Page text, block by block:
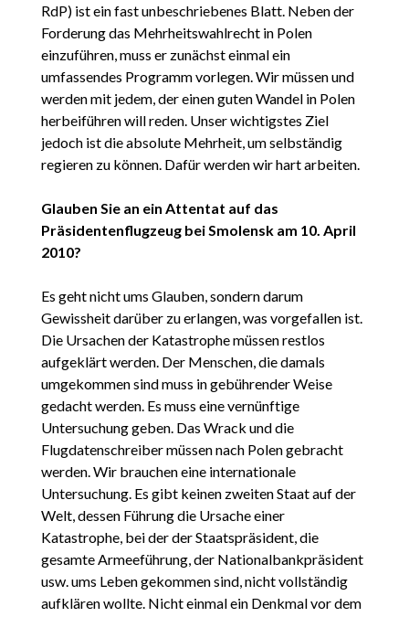
RdP) ist ein fast unbeschriebenes Blatt. Neben der
Forderung das Mehrheitswahlrecht in Polen
einzuführen, muss er zunächst einmal ein
umfassendes Programm vorlegen. Wir müssen und
werden mit jedem, der einen guten Wandel in Polen
herbeiführen will reden. Unser wichtigstes Ziel
jedoch ist die absolute Mehrheit, um selbständig
regieren zu können. Dafür werden wir hart arbeiten.
Glauben Sie an ein Attentat auf das
Präsidentenflugzeug bei Smolensk am 10. April
2010?
Es geht nicht ums Glauben, sondern darum
Gewissheit darüber zu erlangen, was vorgefallen ist.
Die Ursachen der Katastrophe müssen restlos
aufgeklärt werden. Der Menschen, die damals
umgekommen sind muss in gebührender Weise
gedacht werden. Es muss eine vernünftige
Untersuchung geben. Das Wrack und die
Flugdatenschreiber müssen nach Polen gebracht
werden. Wir brauchen eine internationale
Untersuchung. Es gibt keinen zweiten Staat auf der
Welt, dessen Führung die Ursache einer
Katastrophe, bei der der Staatspräsident, die
gesamte Armeeführung, der Nationalbankpräsident
usw. ums Leben gekommen sind, nicht vollständig
aufklären wollte. Nicht einmal ein Denkmal vor dem